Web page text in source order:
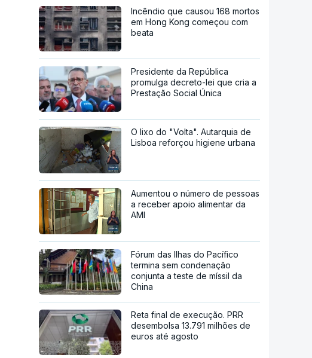
Incêndio que causou 168 mortos
em Hong Kong começou com
beata
Presidente da República
promulga decreto-lei que cria a
Prestação Social Única
O lixo do "Volta". Autarquia de
Lisboa reforçou higiene urbana
Aumentou o número de pessoas
a receber apoio alimentar da
AMI
Fórum das Ilhas do Pacífico
termina sem condenação
conjunta a teste de míssil da
China
Reta final de execução. PRR
desembolsa 13.791 milhões de
euros até agosto